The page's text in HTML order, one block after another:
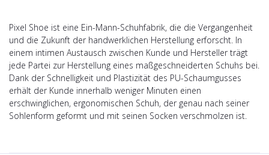
Pixel Shoe ist eine Ein-Mann-Schuhfabrik, die die Vergangenheit
und die Zukunft der handwerklichen Herstellung erforscht. In
einem intimen Austausch zwischen Kunde und Hersteller trägt
jede Partei zur Herstellung eines maßgeschneiderten Schuhs bei.
Dank der Schnelligkeit und Plastizität des PU-Schaumgusses
erhält der Kunde innerhalb weniger Minuten einen
erschwinglichen, ergonomischen Schuh, der genau nach seiner
Sohlenform geformt und mit seinen Socken verschmolzen ist.